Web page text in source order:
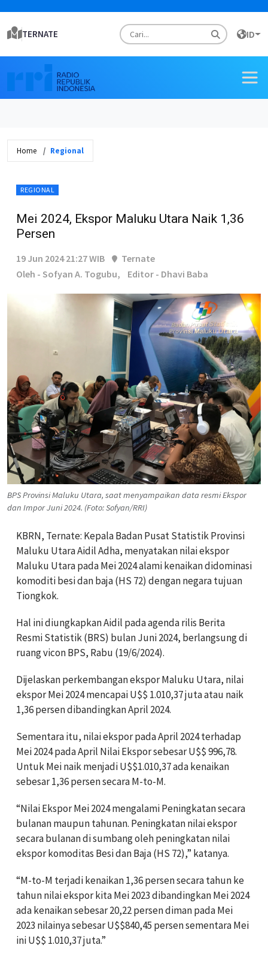
TERNATE ID
Home Regional
REGIONAL
Mei 2024, Ekspor Maluku Utara Naik 1,36
Persen
19 Jun 2024 21:27 WIB
Ternate
Oleh - Sofyan A. Togubu,
Editor - Dhavi Baba
BPS Provinsi Maluku Utara, saat menyampaikan data resmi Ekspor
dan Impor Juni 2024. (Foto: Sofyan/RRI)
KBRN, Ternate: Kepala Badan Pusat Statistik Provinsi
Maluku Utara Aidil Adha, menyatakan nilai ekspor
Maluku Utara pada Mei 2024 alami kenaikan didominasi
komoditi besi dan baja (HS 72) dengan negara tujuan
Tiongkok.
Hal ini diungkapkan Aidil pada agenda rilis Berita
Resmi Statistik (BRS) bulan Juni 2024, berlangsung di
ruang vicon BPS, Rabu (19/6/2024).
Dijelaskan perkembangan ekspor Maluku Utara, nilai
ekspor Mei 2024 mencapai U$$ 1.010,37 juta atau naik
1,36 persen dibandingkan April 2024.
Sementara itu, nilai ekspor pada April 2024 terhadap
Mei 2024 pada April Nilai Ekspor sebesar U$$ 996,78.
Untuk Mei naik menjadi U$$1.010,37 ada kenaikan
sebesar 1,36 persen secara M-to-M.
“Nilai Ekspor Mei 2024 mengalami Peningkatan secara
bulanan maupun tahunan. Peningkatan nilai ekspor
secara bulanan di sumbang oleh peningkatan nilai
ekspor komoditas Besi dan Baja (HS 72),” katanya.
“M-to-M terjadi kenaikan 1,36 persen secara tahun ke
tahun nilai ekspor kita Mei 2023 dibandingkan Mei 2024
ada kenaikan sebesar 20,22 persen diman pada Mei
2023 nilainya sebesar U$$840,45 persen sementara Mei
ini U$$ 1.010,37 juta.”